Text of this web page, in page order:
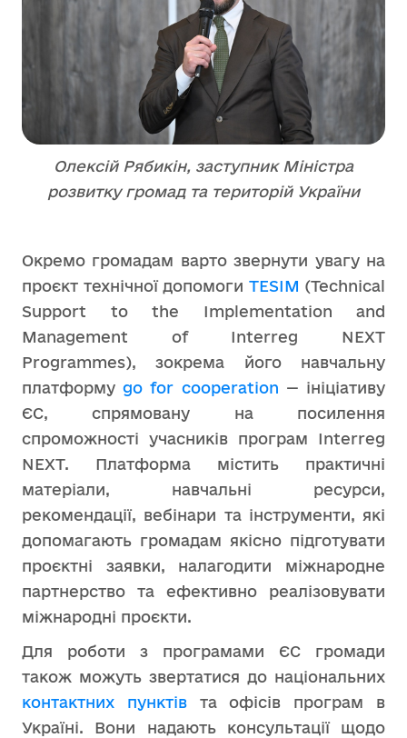
Олексій Рябикін, заступник Міністра
розвитку громад та територій України
Окремо громадам варто звернути увагу на
проєкт технічної допомоги TESIM (Technical
Support to the Implementation and
Management of Interreg NEXT
Programmes), зокрема його навчальну
платформуgo for cooperation — ініціативу
ЄС, спрямовану на посилення
спроможності учасників програм Interreg
NEXT. Платформа містить практичні
матеріали, навчальні ресурси,
рекомендації, вебінари та інструменти, які
допомагають громадам якісно підготувати
проєктні заявки, налагодити міжнародне
партнерство та ефективно реалізовувати
міжнародні проєкти.
Для роботи з програмами ЄС громади
також можуть звертатися до національних
контактних пунктівта офісів програм в
Україні. Вони надають консультації щодо